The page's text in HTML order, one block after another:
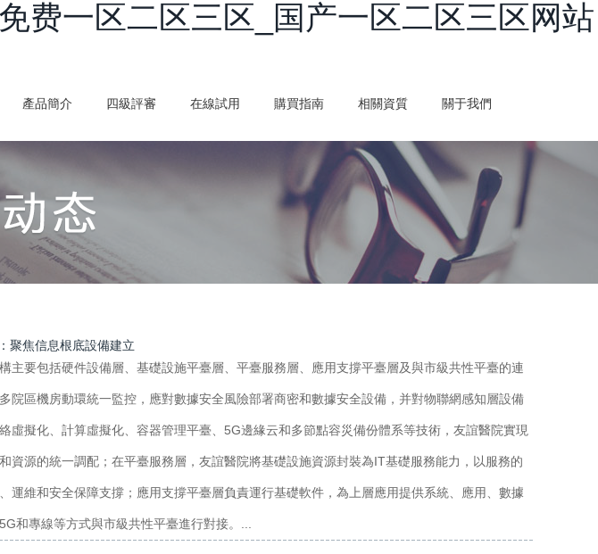
费一区二区三区_国产一区二区三区网站
產品簡介 四級評審 在線試用 購買指南 相關資質 關于我們
聚焦信息根底設備建立
主要包括硬件設備層、基礎設施平臺層、平臺服務層、應用支撐平臺層及與市級共性平臺的連
院區機房動環統一監控，應對數據安全風險部署商密和數據安全設備，并對物聯網感知層設備
虛擬化、計算虛擬化、容器管理平臺、5G邊緣云和多節點容災備份體系等技術，友誼醫院實現
資源的統一調配；在平臺服務層，友誼醫院將基礎設施資源封裝為IT基礎服務能力，以服務的
運維和安全保障支撐；應用支撐平臺層負責運行基礎軟件，為上層應用提供系統、應用、數據
和專線等方式與市級共性平臺進行對接。...